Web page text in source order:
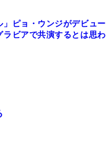
」ピョ・ウンジがデビュー
ラビアで共演するとは思わ